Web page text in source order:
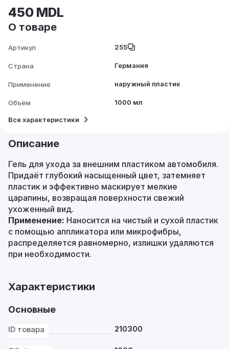
450 MDL
О товаре
Артикул 255
Страна Германия
Применение наружный пластик
Объём 1000 мл
Все характеристики
Описание
Гель для ухода за внешним пластиком автомобиля.
Придаёт глубокий насыщенный цвет, затемняет
пластик и эффективно маскирует мелкие
царапины, возвращая поверхности свежий
ухоженный вид.
Применение: Наносится на чистый и сухой пластик
с помощью аппликатора или микрофибры,
распределяется равномерно, излишки удаляются
при необходимости.
Характеристики
Основные
ID товара 210300